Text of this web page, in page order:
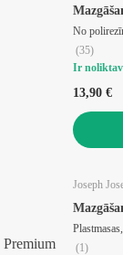
No
(35)
Ir
13,90 €
Premium
Joseph
(1)